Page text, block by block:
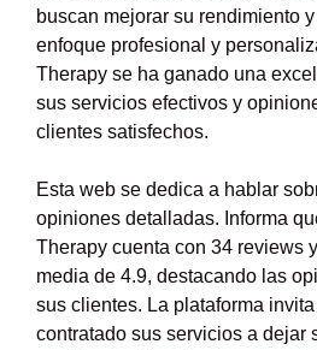
buscan mejorar su rendimiento
enfoque profesional y
Therapy se ha ganado una
sus servicios efectivos y
clientes satisfechos.
Esta web se dedica a hablar
opiniones detalladas. Informa
Therapy cuenta con 34 reviews
media de 4.9, destacando las
sus clientes. La plataforma
contratado sus servicios a dejar